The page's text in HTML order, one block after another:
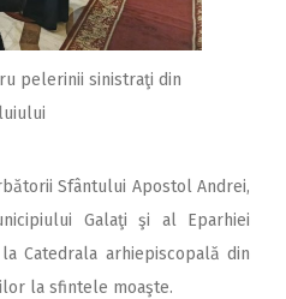
pelerinii sinistraţi din
Sfântului Apostol Andrei,
Galaţi şi al Eparhiei
Catedrala arhiepiscopală din
la sfintele moaşte.